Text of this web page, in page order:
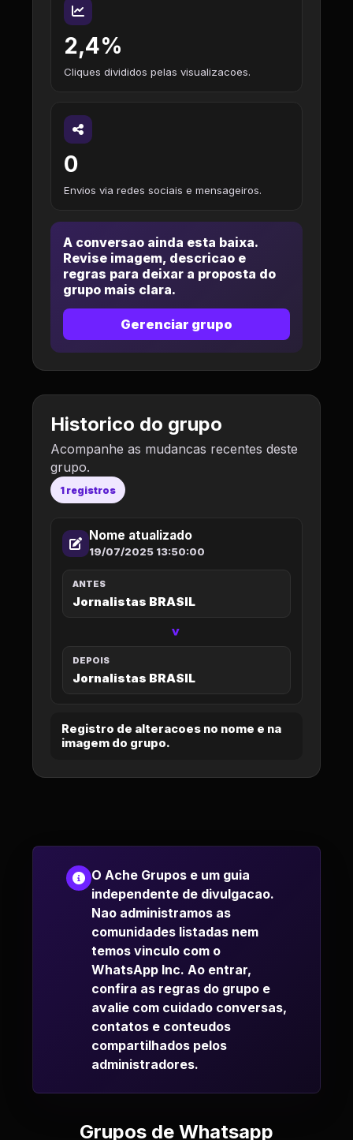
2,4%
Cliques divididos pelas visualizacoes.
0
Envios via redes sociais e mensageiros.
A conversao ainda esta baixa.
Revise imagem, descricao e
regras para deixar a proposta do
grupo mais clara.
Gerenciar grupo
Historico do grupo
Acompanhe as mudancas recentes deste
grupo.
1 registros
Nome atualizado
19/07/2025 13:50:00
ANTES
Jornalistas BRASIL
>
DEPOIS
Jornalistas BRASIL
Registro de alteracoes no nome e na
imagem do grupo.
O Ache Grupos e um guia
independente de divulgacao.
Nao administramos as
comunidades listadas nem
temos vinculo com o
WhatsApp Inc. Ao entrar,
confira as regras do grupo e
avalie com cuidado conversas,
contatos e conteudos
compartilhados pelos
administradores.
Grupos de Whatsapp